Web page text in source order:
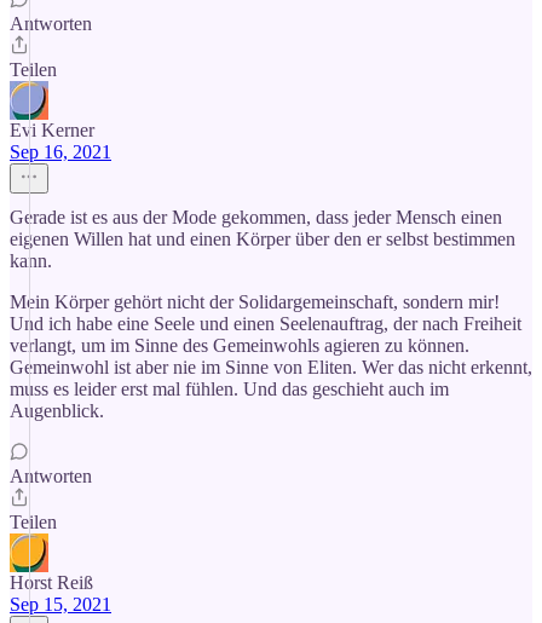
Antworten
Teilen
Evi Kerner
Sep 16, 2021
Gerade ist es aus der Mode gekommen, dass jeder Mensch einen
eigenen Willen hat und einen Körper über den er selbst bestimmen
kann.
Mein Körper gehört nicht der Solidargemeinschaft, sondern mir!
Und ich habe eine Seele und einen Seelenauftrag, der nach Freiheit
verlangt, um im Sinne des Gemeinwohls agieren zu können.
Gemeinwohl ist aber nie im Sinne von Eliten. Wer das nicht erkennt,
muss es leider erst mal fühlen. Und das geschieht auch im
Augenblick.
Antworten
Teilen
Horst Reiß
Sep 15, 2021